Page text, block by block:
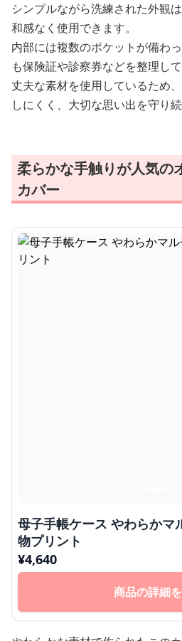
シンプルながら洗練された外観
和感なく使用できます。
内部には複数のポケットが備わ
も保険証や診察券などを整理して
丈夫な素材を使用しているため
しにくく、大切な思い出を守り続
柔らかな手触りが人気の
カバー
母子手帳ケース やわらかマルチポーチ 星柄&動
物プリント
¥4,640
商品の詳細